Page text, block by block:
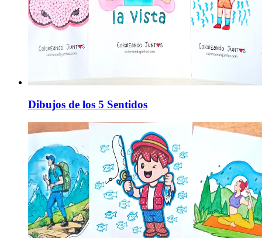
Dibujos de los 5 Sentidos